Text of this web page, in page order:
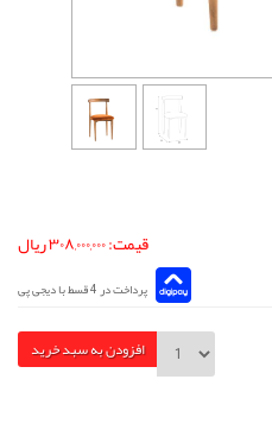
قیمت: ۳۰۸,۰۰۰,۰۰۰ ریال
پرداخت در 4 قسط با دیجی پی
افزودن به سبد خرید